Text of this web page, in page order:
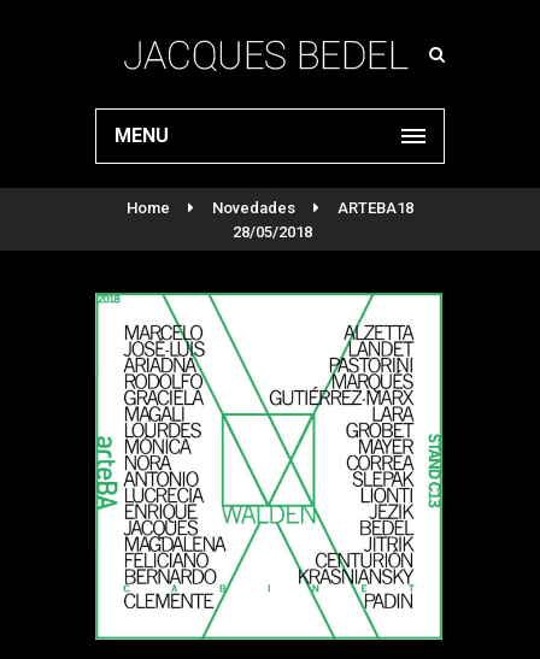
MENU
Home Novedades
ARTEBA18
28/05/2018